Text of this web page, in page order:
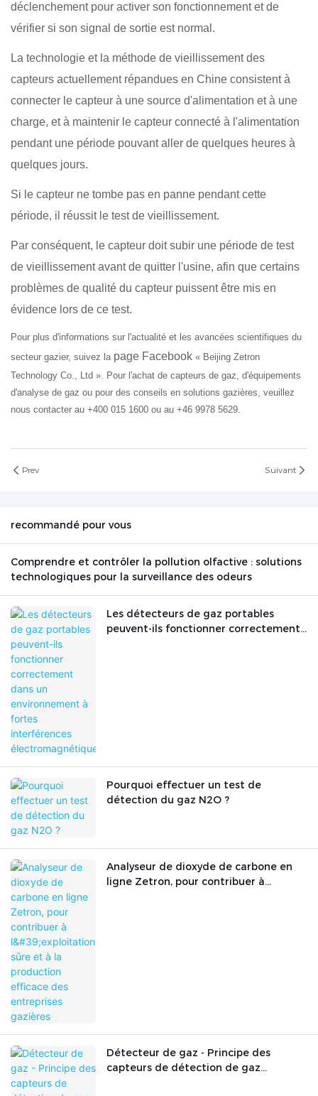
déclenchement pour activer son fonctionnement et de
vérifier si son signal de sortie est normal.
La technologie et la méthode de vieillissement des
capteurs actuellement répandues en Chine consistent à
connecter le capteur à une source d'alimentation et à une
charge, et à maintenir le capteur connecté à l'alimentation
pendant une période pouvant aller de quelques heures à
quelques jours.
Si le capteur ne tombe pas en panne pendant cette
période, il réussit le test de vieillissement.
Par conséquent, le capteur doit subir une période de test
de vieillissement avant de quitter l'usine, afin que certains
problèmes de qualité du capteur puissent être mis en
évidence lors de ce test.
Pour plus d'informations sur l'actualité et les avancées scientifiques du
secteur gazier, suivez la page Facebook « Beijing Zetron
Technology Co., Ltd ». Pour l'achat de capteurs de gaz, d'équipements
d'analyse de gaz ou pour des conseils en solutions gazières, veuillez
nous contacter au +400 015 1600 ou au +46 9978 5629.
Prev Suivant
recommandé pour vous
Comprendre et contrôler la pollution olfactive : solutions
technologiques pour la surveillance des odeurs
Les détecteurs de gaz portables
peuvent-ils fonctionner correctement
Pourquoi effectuer un test de
détection du gaz N2O ?
Analyseur de dioxyde de carbone en
ligne Zetron, pour contribuer à
Détecteur de gaz - Principe des
capteurs de détection de gaz